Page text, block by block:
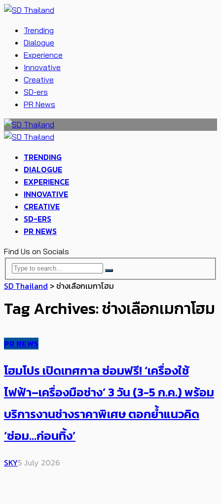
Trending
Dialogue
Experience
Innovative
Creative
SD-ers
PR News
TRENDING
DIALOGUE
EXPERIENCE
INNOVATIVE
CREATIVE
SD-ERS
PR NEWS
Find Us on Socials
SD Thailand >ช่างเลือกเมกาโฮม
Tag Archives: ช่างเลือกเมกาโฮม
PR NEWS
โฮมโปร เปิด​เทศกาล ซ่อมฟรี! ‘เครื่องใช้
ไฟฟ้า–เครื่องมือช่าง’ 3 วัน (3-5 ก.ค.) พร้อม
บริการงานช่างราคาพิเศษ ตอกย้ำแนวคิด
‘ซ่อม…ก่อนทิ้ง’
SKY5 July 2026